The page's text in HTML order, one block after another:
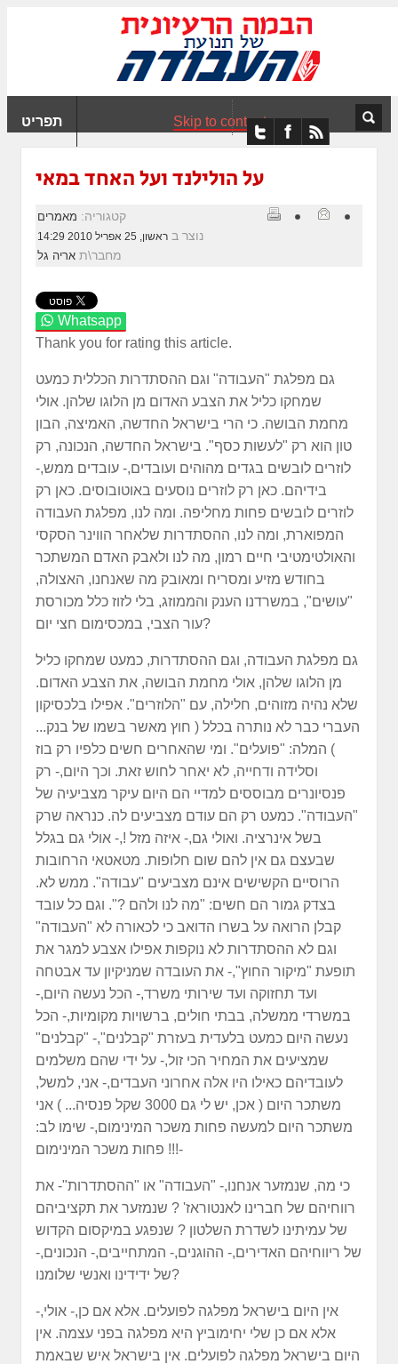
תפריט Skip to content
על הולילנד ועל האחד במאי
קטגוריה: מאמרים
נוצר ב ראשון, 25 אפריל 2010 14:29
מחבר\ת אריה גל
Whatsapp
Thank you for rating this article.
גם מפלגת "העבודה" וגם ההסתדרות הכללית כמעט
שמחקו כליל את הצבע האדום מן הלוגו שלהן. אולי
מחמת הבושה. כי הרי בישראל החדשה, האמיצה, הבון
טון הוא רק "לעשות כסף". בישראל החדשה, הנכונה, רק
לוזרים לובשים בגדים מהוהים ועובדים,- עובדים ממש,-
בידיהם. כאן רק לוזרים נוסעים באוטובוסים. כאן רק
לוזרים לובשים פחות מחליפה. ומה לנו, מפלגת העבודה
המפוארת, ומה לנו, ההסתדרות שלאחר הווינר הסקסי
והאולטימטיבי חיים רמון, מה לנו ולאבק האדם המשתכר
בחודש מזיע ומסריח ומאובק מה שאנחנו, האצולה,
"עושים", במשרדנו הענק והממוזג, בלי לזוז כלל מכורסת
עור הצבי, במכסימום חצי יום?
גם מפלגת העבודה, וגם ההסתדרות, כמעט שמחקו כליל
מן הלוגו שלהן, אולי מחמת הבושה, את הצבע האדום.
שלא נהיה מזוהים, חלילה, עם "הלוזרים". אפילו בלכסיקון
העברי כבר לא נותרה בכלל ( חוץ מאשר בשמו של בנק...
) המלה: "פועלים". ומי שהאחרים חשים כלפיו רק בוז
וסלידה ודחייה, לא יאחר לחוש זאת. וכך היום,- רק
פנסיונרים מבוססים למדיי הם היום עיקר מצביעיה של
"העבודה". כמעט רק הם עודם מצביעים לה. כנראה שרק
בשל אינרציה. ואולי גם,- איזה מזל !,- אולי גם בגלל
שבעצם גם אין להם שום חלופות. מטאטאי הרחובות
הרוסיים הקשישים אינם מצביעים "עבודה". ממש לא.
בצדק גמור הם חשים: "מה לנו ולהם ?". וגם כל עובד
קבלן הרואה על בשרו הדואב כי לכאורה לא "העבודה"
וגם לא ההסתדרות לא נוקפות אפילו אצבע למגר את
תופעת "מיקור החוץ",- את העובדה שמניקיון עד אבטחה
ועד תחזוקה ועד שירותי משרד,- הכל נעשה היום,-
במשרדי ממשלה, בבתי חולים, ברשויות מקומיות,- הכל
נעשה היום כמעט בלעדית בעזרת "קבלנים",- "קבלנים"
שמציעים את המחיר הכי זול,- על ידי שהם משלמים
לעובדיהם כאילו היו אלה אחרוני העבדים,- אני, למשל,
משתכר היום ( אכן, יש לי גם 3000 שקל פנסיה... ) אני
משתכר היום למעשה פחות משכר המינימום,- שימו לב:
פחות משכר המינימום !!!-
כי מה, שנמזער אנחנו,- "העבודה" או "ההסתדרות"- את
רווחיהם של חברינו לאנטוראז' ? שנמזער את תקציביהם
של עמיתינו לשדרת השלטון ? שנפגע במיקסום הקדוש
של ריווחיהם האדירים,- ההוגנים,- המתחייבים,- הנכונים,-
של ידידינו ואנשי שלומנו?
אין היום בישראל מפלגה לפועלים. אלא אם כן,- אולי,-
אלא אם כן שלי יחימוביץ היא מפלגה בפני עצמה. אין
היום בישראל מפלגה לפועלים. אין בישראל איש שבאמת